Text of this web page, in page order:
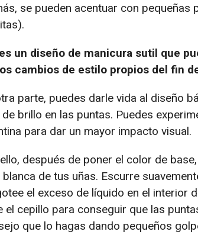
se pueden acentuar con
es un diseño de manicura sutil que
cambios de estilo propios del fin
parte, puedes darle vida al diseño
brillo en las puntas. Puedes
para dar un mayor impacto visual.
después de poner el color de
de tus uñas. Escurre
el exceso de líquido en el interior
el cepillo para conseguir que las
que lo hagas dando pequeños